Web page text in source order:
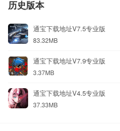
历史版本
通宝下载地址V7.5专业版
83.32MB
通宝下载地址V7.9专业版
3.37MB
通宝下载地址V4.5专业版
37.33MB